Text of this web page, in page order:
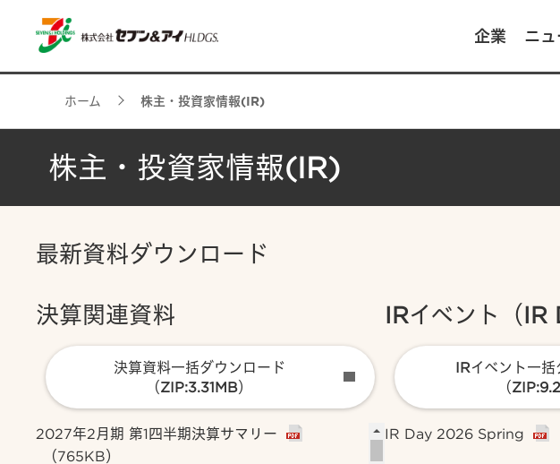
企業 ニュ
ホーム 株主・投資家情報(IR)
株主・投資家情報(IR)
最新資料ダウンロード
決算関連資料
決算資料一括ダウンロード
（ZIP:3.31MB）
2027年2月期 第1四半期決算サマリー
（765KB）
IRイベント（IR
IRイベント一
（
IR Day 2026 Spring